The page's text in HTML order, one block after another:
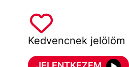
Kedvencnek jelölöm